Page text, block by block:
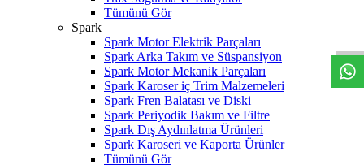
Tümünü Gör
Spark
Spark Motor Elektrik Parçaları
Spark Arka Takım ve Süspansiyon
Spark Motor Mekanik Parçaları
Spark Karoser iç Trim Malzemeleri
Spark Fren Balatası ve Diski
Spark Periyodik Bakım ve Filtre
Spark Dış Aydınlatma Ürünleri
Spark Karoseri ve Kaporta Ürünler
Tümünü Gör